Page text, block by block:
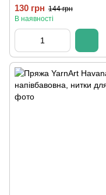
130 грн 144 грн
В наявності